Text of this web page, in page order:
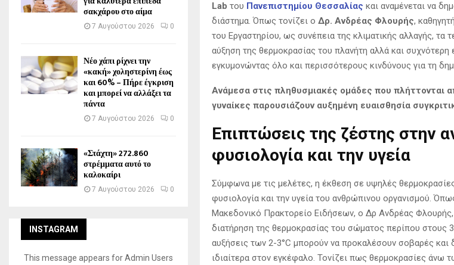
Lab του Πανεπιστημίου Θεσσαλίας και αναμένεται να
διάστημα. Όπως τονίζει ο Δρ. Ανδρέας Φλουρής,
του Εργαστηρίου, ως συνέπεια της κλιματικής αλλαγής, τα
αύξηση της θερμοκρασίας του πλανήτη αλλά και
εγκυμονώντας όλο και περισσότερους κινδύνους για τη
Ανάμεσα στις πληθυσμιακές ομάδες που πλήττονται
γυναίκες παρουσιάζουν αυξημένη ευαισθησία
Επιπτώσεις της ζέστης στην
φυσιολογία και την υγεία
Σύμφωνα με τις μελέτες, η έκθεση σε υψηλές
φυσιολογία και την υγεία του ανθρώπινου οργανισμού.
Μακεδονικό Πρακτορείο Ειδήσεων, ο Δρ Ανδρέας Φλουρής,
διατήρηση της θερμοκρασίας του σώματος περίπου στους
αυξήσεις των 2-3°C μπορούν να προκαλέσουν σοβαρές και
ιδιαίτερα στον εγκέφαλο. Τονίζει πως θερμοκρασίες άνω
σακχάρου στο αίμα
7 Αυγούστου 2026 0
Νέο χάπι ρίχνει την
«κακή» χοληστερίνη έως
και 60% – Πήρε έγκριση
και μπορεί να αλλάξει τα
πάντα
7 Αυγούστου 2026 0
«Στάχτη» 272.860
στρέμματα αυτό το
καλοκαίρι
7 Αυγούστου 2026 0
INSTAGRAM
This message appears for Admin Users